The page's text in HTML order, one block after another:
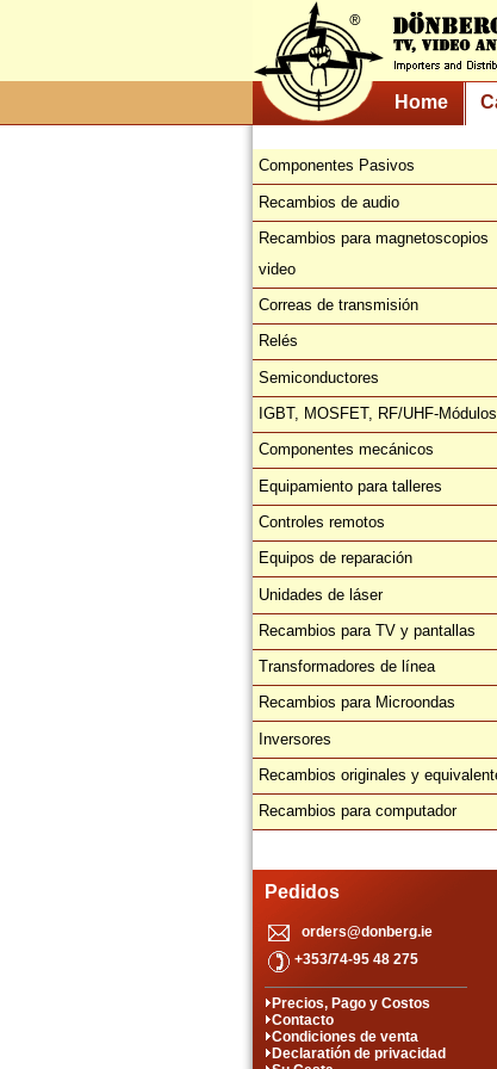
Home
Componentes Pasivos
Recambios de audio
Recambios para magnetoscopios
video
Correas de transmisión
Relés
Semiconductores
IGBT, MOSFET, RF/UHF-Módulos
Componentes mecánicos
Equipamiento para talleres
Controles remotos
Equipos de reparación
Unidades de láser
Recambios para TV y pantallas
Transformadores de línea
Recambios para Microondas
Inversores
Recambios originales y
Recambios para computador
Pedidos
orders@donberg.ie
+353/74-95 48 275
Precios, Pago y Costos
Contacto
Condiciones de venta
Declaratión de privacidad